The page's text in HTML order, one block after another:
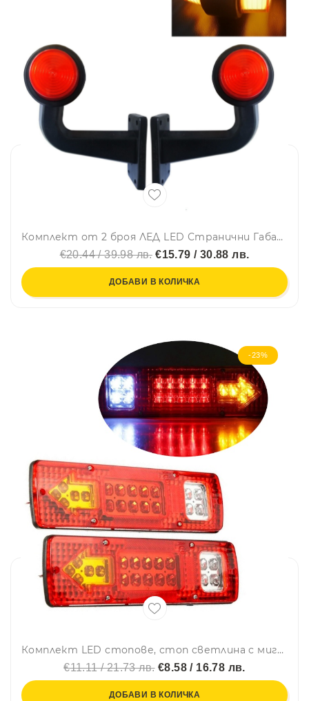
Комплект от 2 броя ЛЕД LED Странични Габарити Габаритни Светлини Тип Рогче с Неон Ефект за Камион Ремарке Тир Бус Ван Каравана и др. 12-24V оранжево
€20.44 / 39.98 лв.€15.79 / 30.88 лв.
ДОБАВИ В КОЛИЧКА
-23%
Комплект LED стопове, стоп светлина с мигач, задна светлина, 12v за камион бус ТИР, ремарке, каравана 29 x 8 cm
€11.11 / 21.73 лв.€8.58 / 16.78 лв.
ДОБАВИ В КОЛИЧКА